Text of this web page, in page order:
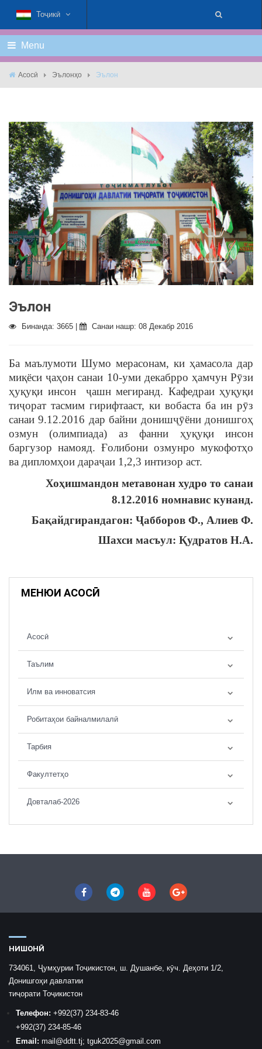
Тоҷикӣ
Menu
Асосӣ Эълонҳо Эълон
Эълон
Бинанда: 3665 | Санаи нашр: 08 Декабр 2016
Ба маълумоти Шумо мерасонам, ки ҳамасола дар
миқёси ҷаҳон санаи 10-уми декабрро ҳамчун Рӯзи
ҳуқуқи инсон ҷашн мегиранд. Кафедраи ҳуқуқи
тиҷорат тасмим гирифтааст, ки вобаста ба ин рӯз
санаи 9.12.2016 дар байни донишҷӯёни донишгоҳ
озмун (олимпиада) аз фанни ҳуқуқи инсон
баргузор намояд. Ғолибони озмунро мукофотҳо
ва дипломҳои дараҷаи 1,2,3 интизор аст.
Хоҳишмандон метавонан худро то санаи
8.12.2016 номнавис кунанд.
Бақайдгирандагон: Ҷабборов Ф., Алиев Ф.
Шахси масъул: Қудратов Н.А.
МЕНЮИ АСОСӢ
Асосӣ
Таълим
Илм ва инноватсия
Робитаҳои байналмилалӣ
Тарбия
Факултетҳо
Довталаб-2026
НИШОНӢ
734061, Ҷумҳурии Тоҷикистон, ш. Душанбе, кӯч. Деҳоти 1/2,
Донишгоҳи давлатии
тиҷорати Тоҷикистон
Телефон: +992(37) 234-83-46
+992(37) 234-85-46
Email: mail@ddtt.tj; tguk2025@gmail.com